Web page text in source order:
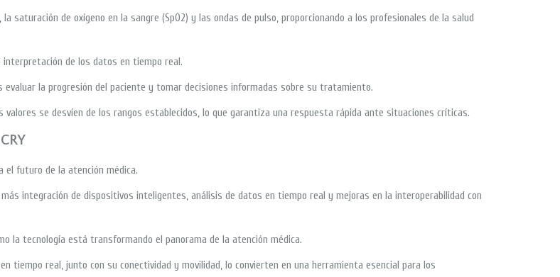
saturación de oxígeno en la sangre (SpO2) y las ondas de pulso, proporcionando a los profesionales de la salud
de los datos en tiempo real.
la progresión del paciente y tomar decisiones informadas sobre su tratamiento.
se desvíen de los rangos establecidos, lo que garantiza una respuesta rápida ante situaciones críticas.
el futuro de la atención médica.
integración de dispositivos inteligentes, análisis de datos en tiempo real y mejoras en la interoperabilidad con
la tecnología está transformando el panorama de la atención médica.
tiempo real, junto con su conectividad y movilidad, lo convierten en una herramienta esencial para los